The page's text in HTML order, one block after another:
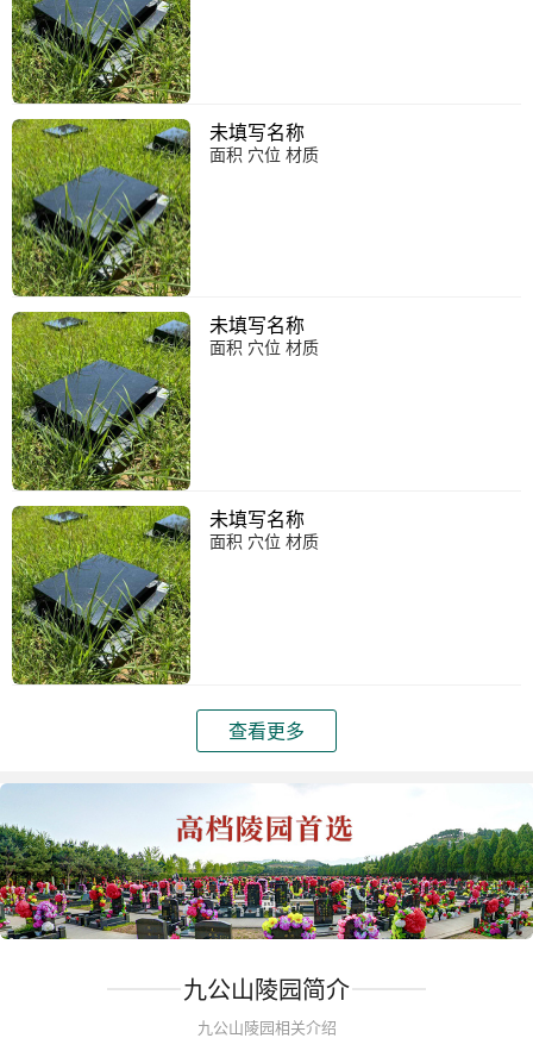
未填写名称
面积 穴位 材质
未填写名称
面积 穴位 材质
未填写名称
面积 穴位 材质
查看更多
九公山陵园简介
九公山陵园相关介绍